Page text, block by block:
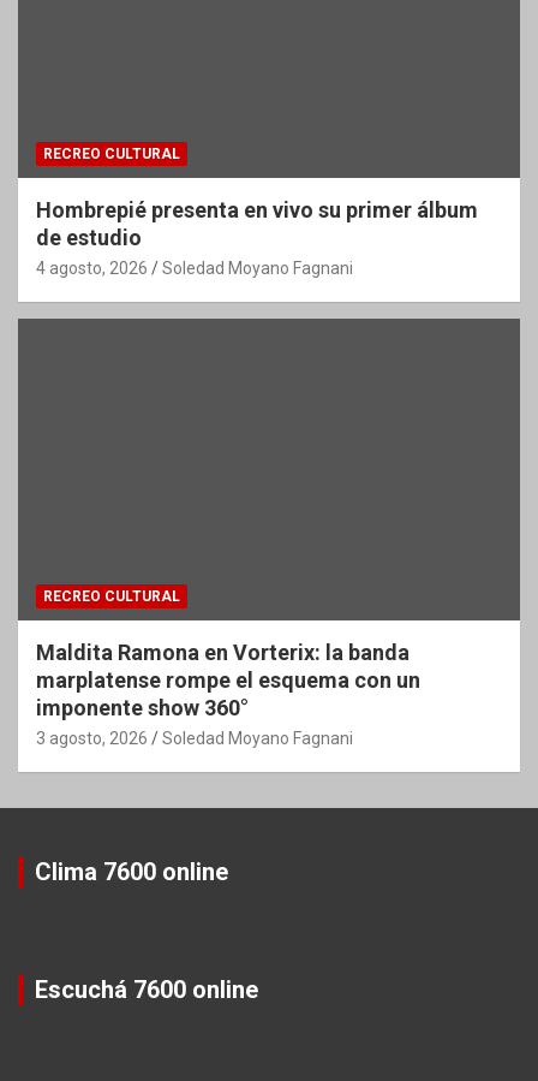
RECREO CULTURAL
Hombrepié presenta en vivo su primer álbum
de estudio
4 agosto, 2026 Soledad Moyano Fagnani
RECREO CULTURAL
Maldita Ramona en Vorterix: la banda
marplatense rompe el esquema con un
imponente show 360°
3 agosto, 2026 Soledad Moyano Fagnani
Clima 7600 online
Escuchá 7600 online